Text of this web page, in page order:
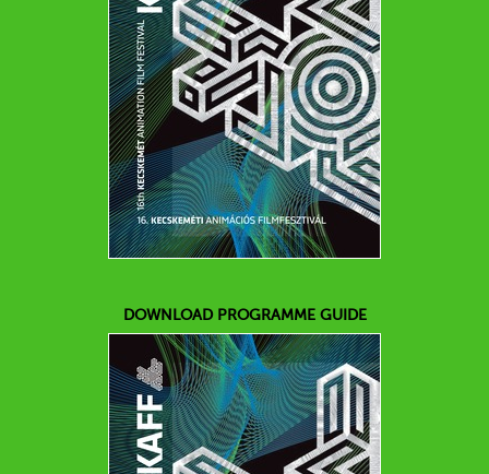
DOWNLOAD PROGRAMME GUIDE